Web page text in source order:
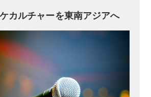
カルチャーを東南アジアへ